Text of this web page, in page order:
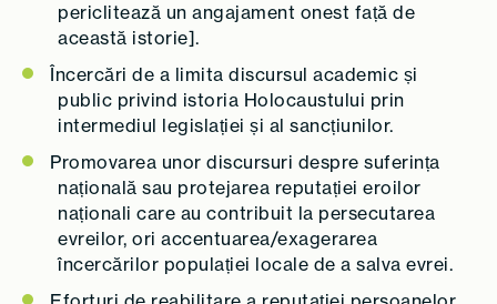
periclitează un angajament onest față de
această istorie].
Încercări de a limita discursul academic și
public privind istoria Holocaustului prin
intermediul legislației și al sancțiunilor.
Promovarea unor discursuri despre suferința
națională sau protejarea reputației eroilor
naționali care au contribuit la persecutarea
evreilor, ori accentuarea/exagerarea
încercărilor populației locale de a salva evrei.